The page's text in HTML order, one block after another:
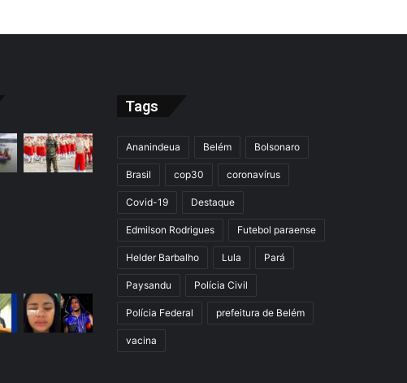
Tags
Ananindeua Belém Bolsonaro
Brasil cop30 coronavírus
Covid-19 Destaque
Edmilson Rodrigues Futebol paraense
Helder Barbalho Lula Pará
Paysandu Polícia Civil
Polícia Federal prefeitura de Belém
vacina